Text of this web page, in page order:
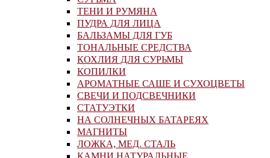
ТЕНИ И РУМЯНА
ПУДРА ДЛЯ ЛИЦА
БАЛЬЗАМЫ ДЛЯ ГУБ
ТОНАЛЬНЫЕ СРЕДСТВА
КОХЛИЯ ДЛЯ СУРЬМЫ
КОПИЛКИ
АРОМАТНЫЕ САШЕ И СУХОЦВЕТЫ
СВЕЧИ И ПОДСВЕЧНИКИ
СТАТУЭТКИ
НА СОЛНЕЧНЫХ БАТАРЕЯХ
МАГНИТЫ
ЛОЖКА, МЕД. СТАЛЬ